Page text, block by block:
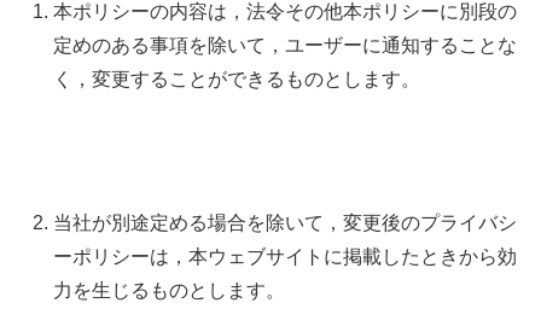
本ポリシーの内容は，法令その他本ポリシーに別段の
定めのある事項を除いて，ユーザーに通知することな
く，変更することができるものとします。
当社が別途定める場合を除いて，変更後のプライバシ
ーポリシーは，本ウェブサイトに掲載したときから効
力を生じるものとします。